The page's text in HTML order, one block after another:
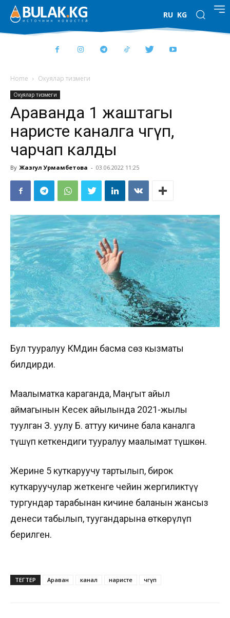
RU KG
Home Окуялар тизмеги
Окуялар тизмеги
Араванда 1 жаштагы
наристе каналга чөгүп,
чарчап калды
By Жазгул Урмамбетова - 03.06.2022 11:25
Бул тууралуу ӨКМдин басма сөз кызматы
билдирди.
Маалыматка караганда, Маңгыт айыл
аймагынын Кесек айылында 2021-жылы
туулган З. уулу Б. аттуу кичине бала каналга
түшүп кеткендиги тууралуу маалымат түшкөн.
Жерине 5 куткаруучу тартылып, бирок
куткаруучулар жеткенге чейин жергиликтүү
тургундар тарабынан кичине баланын жансыз
денеси табылып, туугандарына өткөрүлүп
берилген.
ТЕГТЕР Араван канал наристе чөгүп